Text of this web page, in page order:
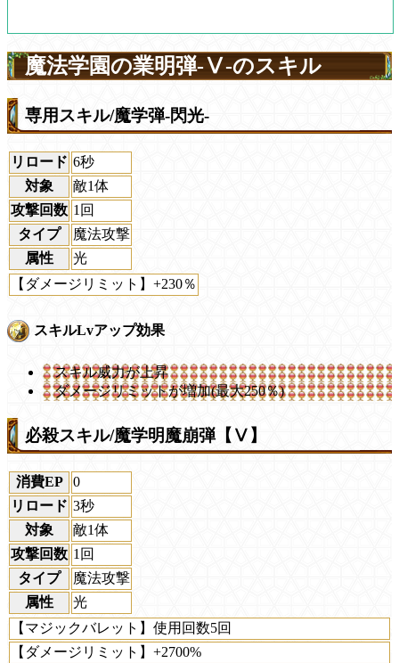
魔法学園の業明弾-Ⅴ-のスキル
専用スキル/魔学弾-閃光-
リロード 6秒
対象
敵1体
攻撃回数 1回
タイプ
魔法攻撃
属性
光
【ダメージリミット】+230％
スキルLvアップ効果
スキル威力が上昇
ダメージリミットが増加(最大250％)
必殺スキル/魔学明魔崩弾【Ⅴ】
消費EP
0
リロード 3秒
対象
敵1体
攻撃回数 1回
タイプ
魔法攻撃
属性
光
【マジックバレット】使用回数5回
【ダメージリミット】+2700%